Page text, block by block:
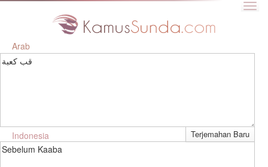
Arab
قب كعبة
Indonesia
Sebelum Kaaba